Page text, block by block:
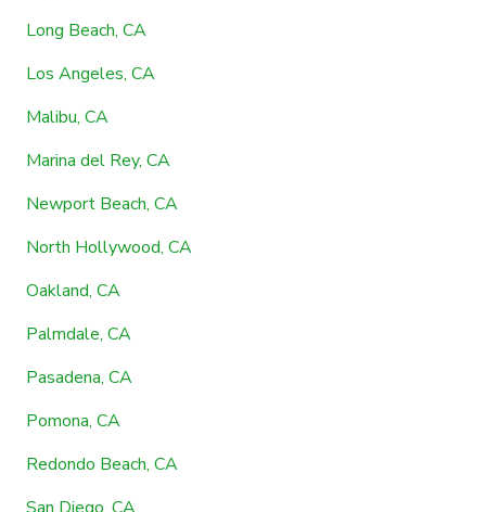
Long Beach, CA
Los Angeles, CA
Malibu, CA
Marina del Rey, CA
Newport Beach, CA
North Hollywood, CA
Oakland, CA
Palmdale, CA
Pasadena, CA
Pomona, CA
Redondo Beach, CA